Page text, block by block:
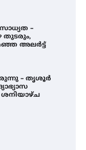
–
തുടരും,
അലർട്ട്
– തൃശൂർ
തിരികെ